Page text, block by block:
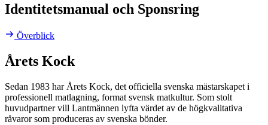
Identitetsmanual och Sponsring
Överblick
Årets Kock
Sedan 1983 har Årets Kock, det officiella svenska mästarskapet i
professionell matlagning, format svensk matkultur. Som stolt
huvudpartner vill Lantmännen lyfta värdet av de högkvalitativa
råvaror som produceras av svenska bönder.